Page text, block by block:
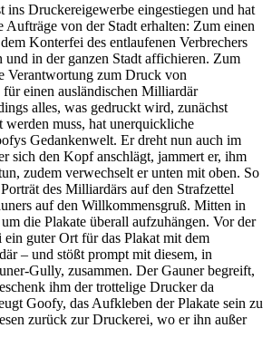
Druckereigewerbe eingestiegen und hat
von der Stadt erhalten: Zum einen
Konterfei des entlaufenen Verbrechers
in der ganzen Stadt affichieren. Zum
Verantwortung zum Druck von
einen ausländischen Milliardär
alles, was gedruckt wird, zunächst
werden muss, hat unerquickliche
Gedankenwelt. Er dreht nun auch im
sich den Kopf anschlägt, jammert er, ihm
zudem verwechselt er unten mit oben. So
des Milliardärs auf den Strafzettel
auf den Willkommensgruß. Mitten in
die Plakate überall aufzuhängen. Vor der
ein guter Ort für das Plakat mit dem
– und stößt prompt mit diesem, in
Gully, zusammen. Der Gauner begreift,
ihm der trottelige Drucker da
Goofy, das Aufkleben der Plakate sein zu
zurück zur Druckerei, wo er ihn außer